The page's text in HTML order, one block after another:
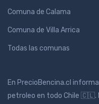
Comuna de Calama
Comuna de Villa Arrica
Todas las comunas
En PrecioBencina.cl
petroleo en todo Chile 🇨🇱.